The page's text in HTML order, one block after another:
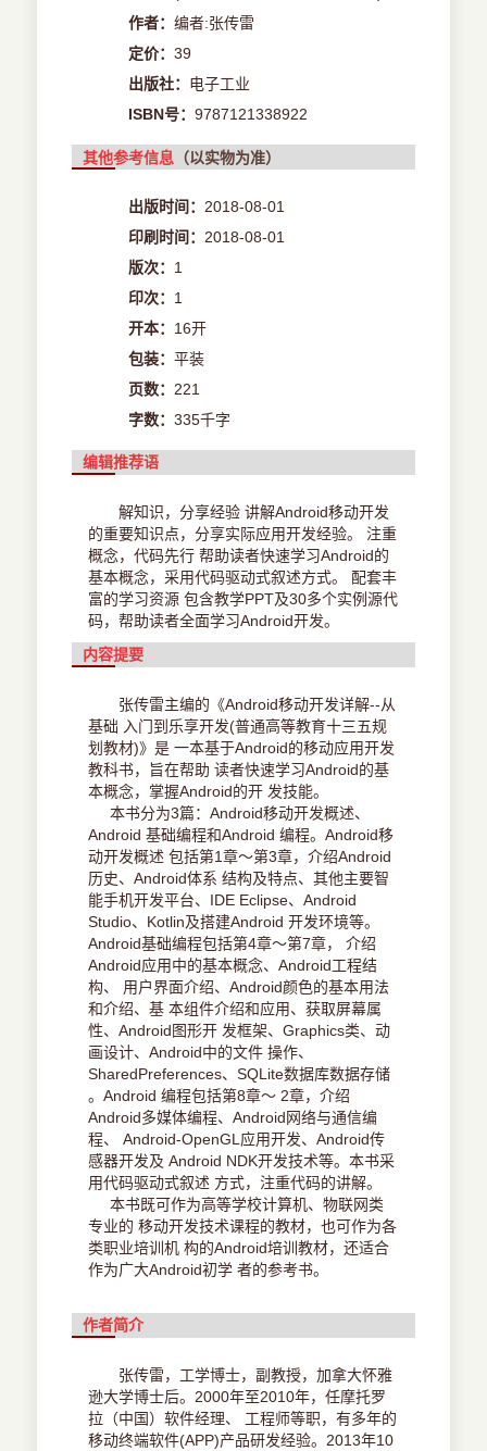
作者：编者:张传雷
定价：39
出版社： 电子工业
ISBN号：9787121338922
其他参考信息 （以实物为准）
出版时间：2018-08-01
印刷时间：2018-08-01
版次： 1
印次： 1
开本： 16开
包装：平装
页数：221
字数：335千字
编辑推荐语
解知识，分享经验 讲解Android移动开发
的重要知识点，分享实际应用开发经验。 注重
概念，代码先行 帮助读者快速学习Android的
基本概念，采用代码驱动式叙述方式。 配套丰
富的学习资源 包含教学PPT及30多个实例源代
码，帮助读者全面学习Android开发。
内容提要
张传雷主编的《Android移动开发详解--从
基础 入门到乐享开发(普通高等教育十三五规
划教材)》是 一本基于Android的移动应用开发
教科书，旨在帮助 读者快速学习Android的基
本概念，掌握Android的开 发技能。
本书分为3篇：Android移动开发概述、
Android 基础编程和Android 编程。Android移
动开发概述 包括第1章～第3章，介绍Android
历史、Android体系 结构及特点、其他主要智
能手机开发平台、IDE Eclipse、Android
Studio、Kotlin及搭建Android 开发环境等。
Android基础编程包括第4章～第7章， 介绍
Android应用中的基本概念、Android工程结
构、 用户界面介绍、Android颜色的基本用法
和介绍、基 本组件介绍和应用、获取屏幕属
性、Android图形开 发框架、Graphics类、动
画设计、Android中的文件 操作、
SharedPreferences、SQLite数据库数据存储
。Android 编程包括第8章～ 2章，介绍
Android多媒体编程、Android网络与通信编
程、 Android-OpenGL应用开发、Android传
感器开发及 Android NDK开发技术等。本书采
用代码驱动式叙述 方式，注重代码的讲解。
本书既可作为高等学校计算机、物联网类
专业的 移动开发技术课程的教材，也可作为各
类职业培训机 构的Android培训教材，还适合
作为广大Android初学 者的参考书。
作者简介
张传雷，工学博士，副教授，加拿大怀雅
逊大学博士后。2000年至2010年，任摩托罗
拉（中国）软件经理、 工程师等职，有多年的
移动终端软件(APP)产品研发经验。2013年10